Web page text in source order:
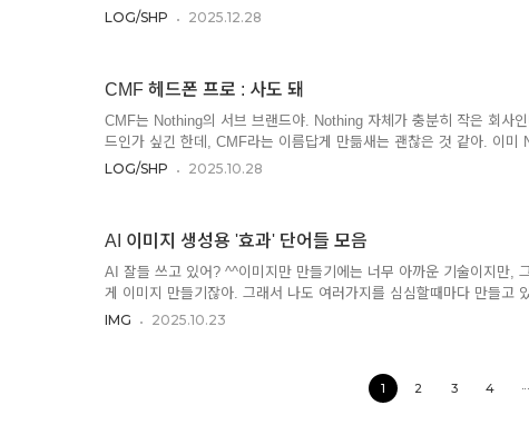
만 원 초반대. 만듦새 이쁘고, GUI도 이쁘고, 좋아 보여서 오랫동안 눈
완제품 키보드와 40개 정도의 아이콘이 그려진 키캡을 따로 줘. (본체에
기본으로 꽂혀있음)Input 이라는 자체 앱을 통해서 세팅을 하는데, 처
LOG/SHP 2025.12.28
CMF 헤드폰 프로 : 사도 돼
CMF는 Nothing의 서브 브랜드야. Nothing 자체가 충분히 작은 회사
드인가 싶긴 한데, CMF라는 이름답게 만듦새는 괜찮은 것 같아. 이미
두 개 (폰 하나, 이어폰 하나) 쓰고 있는 중인데, 이 브랜드의 언더독 성
싶어. 검은색 머리카락 위에 얹어지면 밝게 보이는, 실제로는 #444444
대두 샷. 설계 실수?이게... 설계가 좀 잘못됐어. 이어컵 부분..
LOG/SHP 2025.10.28
AI 이미지 생성용 '효과' 단어들 모음
AI 잘들 쓰고 있어? ^^이미지만 만들기에는 너무 아까운 기술이지만,
게 이미지 만들기잖아. 그래서 나도 여러가지를 심심할때마다 만들고
빨리 발전해서 이제는 전문적인 지식이 없어도 쉽게 원하는 걸 만들 수
기 좋아.제일 많이 쓰는 것 중에 하나가 specular highlight. 소위 물광
인데, 콘트라스트가 강한 '빛의 점'을 만들어 주기 때문에 디테일이 높아
IMG 2025.10.23
1 2 3 4 ···